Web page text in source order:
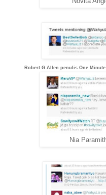
Robert G Allen penulis One
Nia